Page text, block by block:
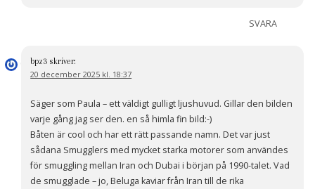
SVARA
bpz3 skriver:
20 december 2025 kl. 18:37
Säger som Paula – ett väldigt gulligt ljushuvud. Gillar den bilden
varje gång jag ser den. en så himla fin bild:-)
Båten är cool och har ett rätt passande namn. Det var just
sådana Smugglers med mycket starka motorer som användes
för smuggling mellan Iran och Dubai i början på 1990-talet. Vad
de smugglade – jo, Beluga kaviar från Iran till de rika